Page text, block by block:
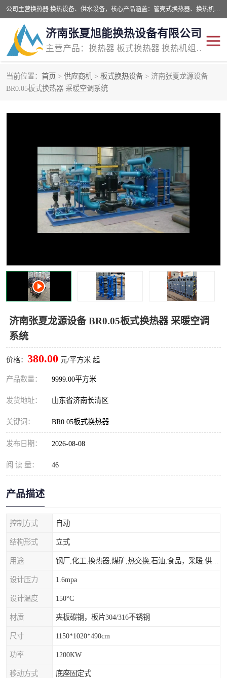
公司主营换热器.换热设备、供水设备，核心产品涵盖：管壳式换热器、换热机组、不锈钢组合式水箱、水处理设备等，提供非标设备集生产、销售、安装一体化服务，可满足全国酒店、学校、医院、商业综合体、工业项目等多场景换热与供水需求。
济南张夏旭能换热设备有限公司
主营产品：换热器 板式换热器 换热机组 供水设备 水处理设备
当前位置： 首页 > 供应商机 > 板式换热设备 > 济南张夏龙源设备
BR0.05板式换热器 采暖空调系统
济南张夏龙源设备 BR0.05板式换热器 采暖空调
系统
价格： 380.00 元/平方米 起
产品数量： 9999.00平方米
发货地址： 山东省济南长清区
关键词： BR0.05板式换热器
发布日期： 2026-08-08
阅 读 量： 46
产品描述
控制方式 自动
结构形式 立式
用途
设计压力 1.6mpa
设计温度 150°C
材质 夹板碳钢，板片304/316不锈钢
尺寸 1150*1020*490cm
功率 1200KW
移动方式 底座固定式
管壳式换热器
汽水换热机组 板式换热设备
囊式膨胀水箱 水处理器设备
智能供水设备 锅炉辅机设备
非标加工设备